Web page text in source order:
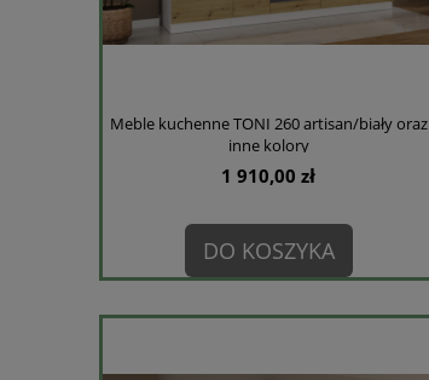
Meble kuchenne TONI 260 artisan/biały oraz
inne kolory
1 910,00 zł
DO KOSZYKA